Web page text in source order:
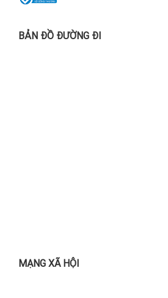
BẢN ĐỒ ĐƯỜNG ĐI
MẠNG XÃ HỘI